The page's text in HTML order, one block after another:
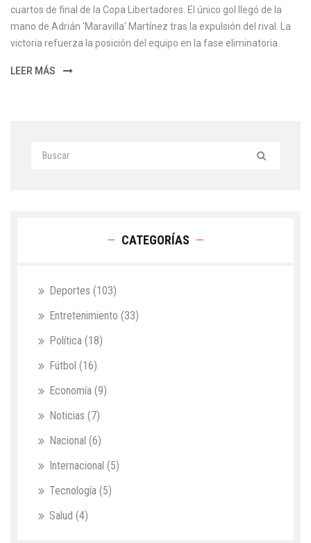
cuartos de final de la Copa Libertadores. El único gol llegó de la
mano de Adrián 'Maravilla' Martínez tras la expulsión del rival. La
victoria refuerza la posición del equipo en la fase eliminatoria.
LEER MÁS
CATEGORÍAS
Deportes (103)
Entretenimiento (33)
Política (18)
Fútbol (16)
Economía (9)
Noticias (7)
Nacional (6)
Internacional (5)
Tecnología (5)
Salud (4)